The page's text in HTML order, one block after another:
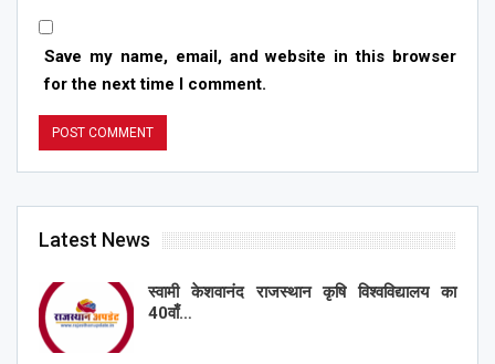
Save my name, email, and website in this browser
for the next time I comment.
Latest News
स्वामी केशवानंद राजस्थान कृषि विश्वविद्यालय का
40वाँ…